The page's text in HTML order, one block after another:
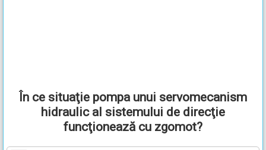
În ce situaţie pompa unui servomecanism
hidraulic al sistemului de direcţie
funcţionează cu zgomot?